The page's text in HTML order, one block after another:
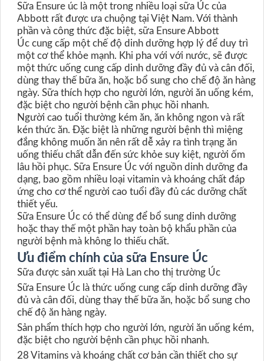
Sữa Ensure úc là một trong nhiều loại sữa Úc của
Abbott rất được ưa chuộng tại Việt Nam. Với thành
phần và công thức đặc biệt, sữa Ensure Abbott
Úc cung cấp một chế độ dinh dưỡng hợp lý để duy trì
một cơ thể khỏe mạnh. Khi pha với với nước, sẽ được
một thức uống cung cấp dinh dưỡng đầy đủ và cân đối,
dùng thay thế bữa ăn, hoặc bổ sung cho chế độ ăn hàng
ngày. Sữa thích hợp cho người lớn, người ăn uống kém,
đặc biệt cho người bệnh cần phục hồi nhanh.
Người cao tuổi thường kém ăn, ăn không ngon và rất
kén thức ăn. Đặc biệt là những người bệnh thì miệng
đắng không muốn ăn nên rất dễ xảy ra tình trạng ăn
uống thiếu chất dẫn đến sức khỏe suy kiệt, người ốm
lâu hồi phục. Sữa Ensure Úc với nguồn dinh dưỡng đa
dạng, bao gồm nhiều loại vitamin và khoáng chất đáp
ứng cho cơ thể người cao tuổi đầy đủ các dưỡng chất
thiết yếu.
Sữa Ensure Úc có thể dùng để bổ sung dinh dưỡng
hoặc thay thế một phần hay toàn bộ khẩu phần của
người bệnh mà không lo thiếu chất.
Ưu điểm chính của sữa Ensure Úc
Sữa được sản xuất tại Hà Lan cho thị trường Úc
Sữa Ensure Úc là thức uống cung cấp dinh dưỡng đầy
đủ và cân đối, dùng thay thế bữa ăn, hoặc bổ sung cho
chế độ ăn hàng ngày.
Sản phẩm thích hợp cho người lớn, người ăn uống kém,
đặc biệt cho người bệnh cần phục hồi nhanh.
28 Vitamins và khoáng chất cơ bản cần thiết cho sự